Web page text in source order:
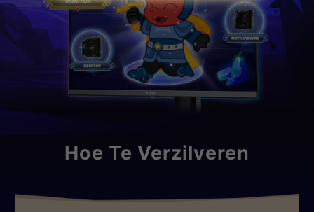
Hoe Te Verzilveren